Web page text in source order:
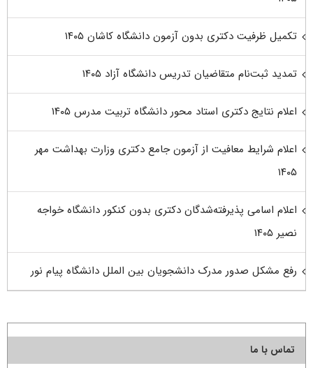
تکمیل ظرفیت دکتری بدون آزمون دانشگاه کاشان ۱۴۰۵
تمدید ثبت‌نام متقاضیان تدریس دانشگاه آزاد ۱۴۰۵
اعلام نتایج دکتری استاد محور دانشگاه تربیت مدرس ۱۴۰۵
اعلام شرایط معافیت از آزمون جامع دکتری وزارت بهداشت مهر
۱۴۰۵
اعلام اسامی پذیرفته‌شدگان دکتری بدون کنکور دانشگاه خواجه
نصیر ۱۴۰۵
رفع مشکل صدور مدرک دانشجویان بین الملل دانشگاه پیام نور
تماس با ما